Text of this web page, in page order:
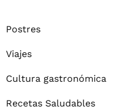
Postres
Viajes
Cultura gastronómica
Recetas Saludables